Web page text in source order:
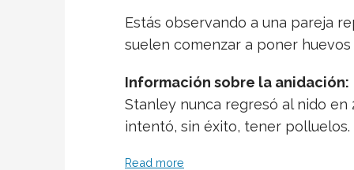
Estás observando a una pareja
suelen comenzar a poner
Información sobre la anidación:
Stanley nunca regresó al nido en
intentó, sin éxito, tener
Read more